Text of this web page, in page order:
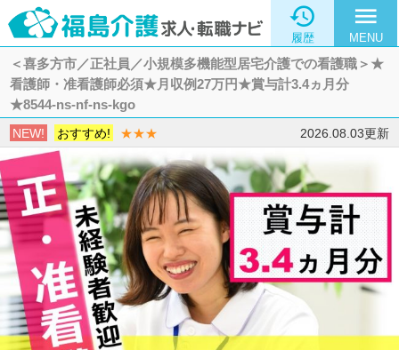

履歴
menu
MENU
＜喜多方市／正社員／小規模多機能型居宅介護での看護職＞★
看護師・准看護師必須★月収例27万円★賞与計3.4ヵ月分
★8544-ns-nf-ns-kgo
NEW! おすすめ! ★★★ 2026.08.03更新